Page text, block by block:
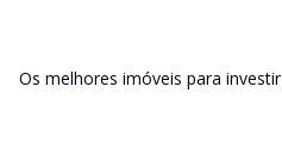
Os melhores imóveis para investir